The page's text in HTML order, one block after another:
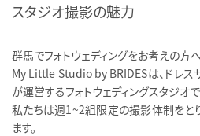
スタジオ撮影の魅力
群馬でフォトウェディングをお考えの方へ
My Little Studio by BRIDESは、ドレ
が運営するフォトウェディングスタジオで
私たちは週1〜2組限定の撮影体制をと
ます。